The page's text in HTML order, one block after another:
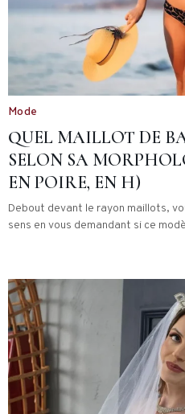
Mode
QUEL MAILLOT DE
SELON SA
EN POIRE, EN H)
Debout devant le rayon maillots,
sens en vous demandant si ce